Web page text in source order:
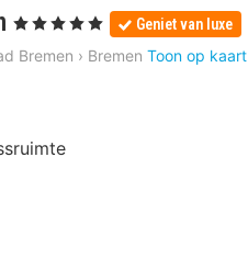
1
nacht
vanaf
, 5 Sterren Geniet van luxe
Bremen › Bremen Toon op kaart